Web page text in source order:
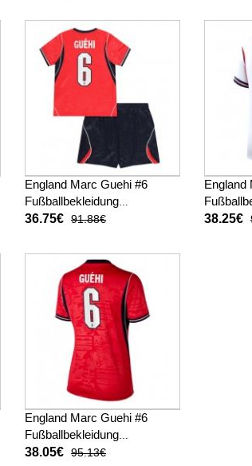
England Marc Guehi #6
Fußballbekleidung
Auswärtstrikot Kinder WM
hosen)
36.75€ 91.88€
England
WM
38.25€
England Marc Guehi #6
Fußballbekleidung
Auswärtstrikot Damen WM
38.05€ 95.13€